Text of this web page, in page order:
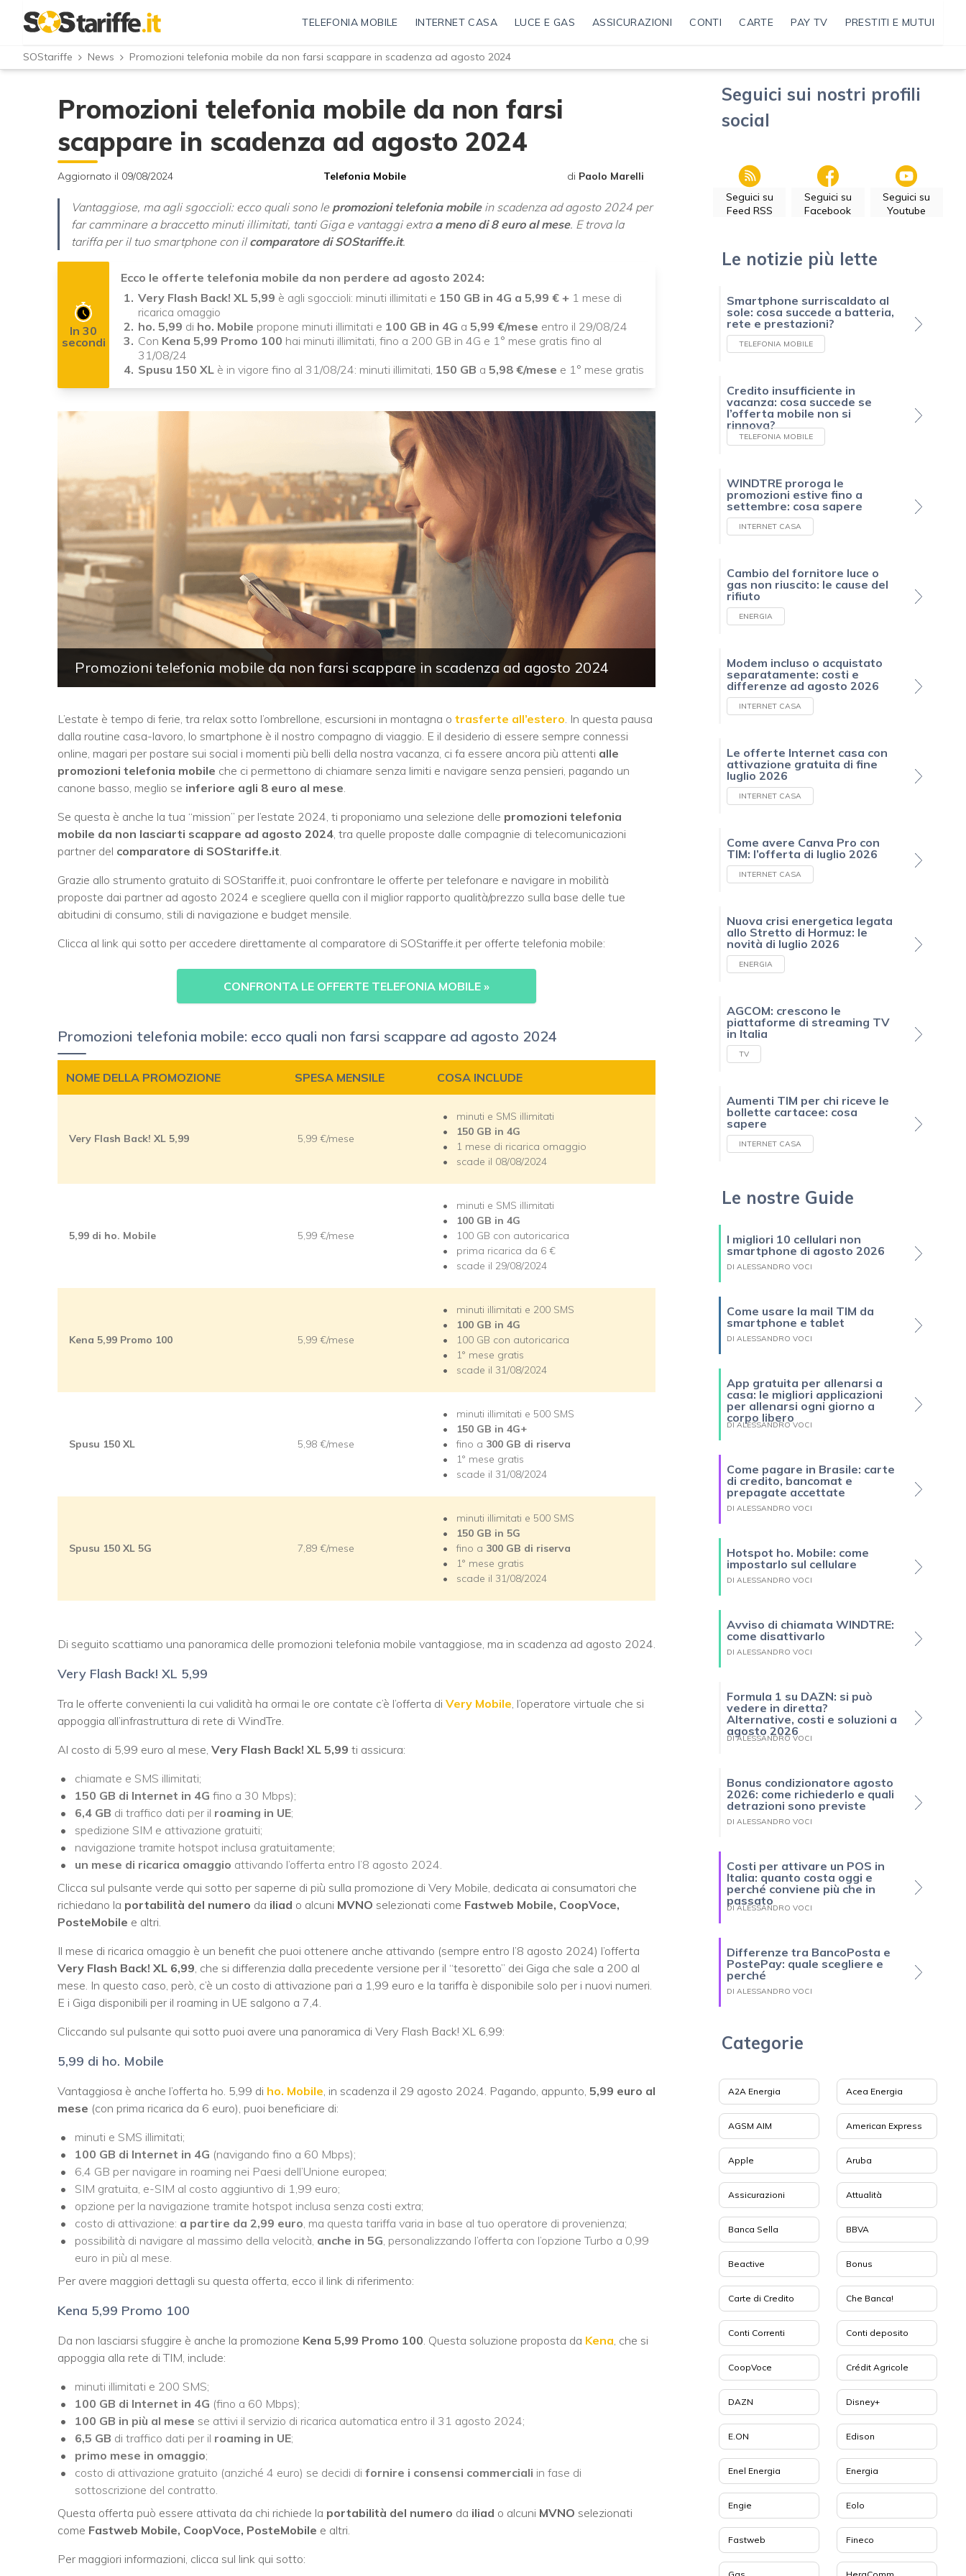
TELEFONIA MOBILE INTERNET CASA LUCE E GAS ASSICURAZIONI CONTI CARTE PAY TV PRESTITI E MUTUI
SOStariffe News Promozioni telefonia mobile da non farsi scappare in scadenza ad agosto 2024
Promozioni telefonia mobile da non farsi
scappare in scadenza ad agosto 2024
Aggiornato il 09/08/2024 Telefonia Mobile di Paolo Marelli
Vantaggiose, ma agli sgoccioli: ecco quali sono le promozioni telefonia mobilein scadenza ad agosto 2024 per
far camminare a braccetto minuti illimitati, tanti Giga e vantaggi extra a meno di 8 euro al mese. E trova la
tariffa per il tuo smartphone con il comparatore di SOStariffe.it.
In 30
secondi
Ecco le offerte telefonia mobile da non perdere ad agosto 2024:
Very Flash Back! XL 5,99 è agli sgoccioli: minuti illimitati e 150 GB in 4G a 5,99 € + 1 mese di
ricarica omaggio
ho. 5,99 di ho. Mobile propone minuti illimitati e 100 GB in 4G a 5,99 €/mese entro il 29/08/24
Con Kena 5,99 Promo 100 hai minuti illimitati, fino a 200 GB in 4G e 1° mese gratis fino al
31/08/24
Spusu 150 XL è in vigore fino al 31/08/24: minuti illimitati, 150 GB a 5,98 €/mese e 1° mese gratis
Promozioni telefonia mobile da non farsi scappare in scadenza ad agosto 2024
L’estate è tempo di ferie, tra relax sotto l’ombrellone, escursioni in montagna o trasferte all’estero. In questa pausa
dalla routine casa-lavoro, lo smartphone è il nostro compagno di viaggio. E il desiderio di essere sempre connessi
online, magari per postare sui social i momenti più belli della nostra vacanza, ci fa essere ancora più attenti alle
promozioni telefonia mobile che ci permettono di chiamare senza limiti e navigare senza pensieri, pagando un
canone basso, meglio se inferiore agli 8 euro al mese.
Se questa è anche la tua “mission” per l’estate 2024, ti proponiamo una selezione delle promozioni telefonia
mobile da non lasciarti scappare ad agosto 2024, tra quelle proposte dalle compagnie di telecomunicazioni
partner del comparatore di SOStariffe.it.
Grazie allo strumento gratuito di SOStariffe.it, puoi confrontare le offerte per telefonare e navigare in mobilità
proposte dai partner ad agosto 2024 e scegliere quella con il miglior rapporto qualità/prezzo sulla base delle tue
abitudini di consumo, stili di navigazione e budget mensile.
Clicca al link qui sotto per accedere direttamente al comparatore di SOStariffe.it per offerte telefonia mobile:
CONFRONTA LE OFFERTE TELEFONIA MOBILE »
Promozioni telefonia mobile: ecco quali non farsi scappare ad agosto 2024
NOME DELLA PROMOZIONE SPESA MENSILE COSA INCLUDE
Very Flash Back! XL 5,99 5,99 €/mese
minuti e SMS illimitati
150 GB in 4G
1 mese di ricarica omaggio
scade il 08/08/2024
5,99 di ho. Mobile 5,99 €/mese
minuti e SMS illimitati
100 GB in 4G
100 GB con autoricarica
prima ricarica da 6 €
scade il 29/08/2024
Kena 5,99 Promo 100 5,99 €/mese
minuti illimitati e 200 SMS
100 GB in 4G
100 GB con autoricarica
1° mese gratis
scade il 31/08/2024
Spusu 150 XL 5,98 €/mese
minuti illimitati e 500 SMS
150 GB in 4G+
fino a 300 GB di riserva
1° mese gratis
scade il 31/08/2024
Spusu 150 XL 5G 7,89 €/mese
minuti illimitati e 500 SMS
150 GB in 5G
fino a 300 GB di riserva
1° mese gratis
scade il 31/08/2024
Di seguito scattiamo una panoramica delle promozioni telefonia mobile vantaggiose, ma in scadenza ad agosto 2024.
Very Flash Back! XL 5,99
Tra le offerte convenienti la cui validità ha ormai le ore contate c’è l’offerta di Very Mobile , l’operatore virtuale che si
appoggia all’infrastruttura di rete di WindTre.
Al costo di 5,99 euro al mese, Very Flash Back! XL 5,99 ti assicura:
chiamate e SMS illimitati;
150 GB di Internet in 4G fino a 30 Mbps);
6,4 GB di traffico dati per il roaming in UE;
spedizione SIM e attivazione gratuiti;
navigazione tramite hotspot inclusa gratuitamente;
un mese di ricarica omaggio attivando l’offerta entro l’8 agosto 2024.
Clicca sul pulsante verde qui sotto per saperne di più sulla promozione di Very Mobile, dedicata ai consumatori che
richiedano la portabilità del numero da iliad o alcuni MVNO selezionati come Fastweb Mobile, CoopVoce,
PosteMobile e altri.
Il mese di ricarica omaggio è un benefit che puoi ottenere anche attivando (sempre entro l’8 agosto 2024) l’offerta
Very Flash Back! XL 6,99 , che si differenzia dalla precedente versione per il “tesoretto” dei Giga che sale a 200 al
mese. In questo caso, però, c’è un costo di attivazione pari a 1,99 euro e la tariffa è disponibile solo per i nuovi numeri.
E i Giga disponibili per il roaming in UE salgono a 7,4.
Cliccando sul pulsante qui sotto puoi avere una panoramica di Very Flash Back! XL 6,99:
5,99 di ho. Mobile
Vantaggiosa è anche l’offerta ho. 5,99 di ho. Mobile , in scadenza il 29 agosto 2024. Pagando, appunto, 5,99 euro al
mese (con prima ricarica da 6 euro), puoi beneficiare di:
minuti e SMS illimitati;
100 GB di Internet in 4G (navigando fino a 60 Mbps);
6,4 GB per navigare in roaming nei Paesi dell’Unione europea;
SIM gratuita, e-SIM al costo aggiuntivo di 1,99 euro;
opzione per la navigazione tramite hotspot inclusa senza costi extra;
costo di attivazione: a partire da 2,99 euro , ma questa tariffa varia in base al tuo operatore di provenienza;
possibilità di navigare al massimo della velocità, anche in 5G , personalizzando l’offerta con l’opzione Turbo a 0,99
euro in più al mese.
Per avere maggiori dettagli su questa offerta, ecco il link di riferimento:
Kena 5,99 Promo 100
Da non lasciarsi sfuggire è anche la promozione Kena 5,99 Promo 100 . Questa soluzione proposta da Kena , che si
appoggia alla rete di TIM, include:
minuti illimitati e 200 SMS;
100 GB di Internet in 4G (fino a 60 Mbps);
100 GB in più al mese se attivi il servizio di ricarica automatica entro il 31 agosto 2024;
6,5 GB di traffico dati per il roaming in UE;
primo mese in omaggio;
costo di attivazione gratuito (anziché 4 euro) se decidi di fornire i consensi commerciali in fase di
sottoscrizione del contratto.
Questa offerta può essere attivata da chi richiede la portabilità del numero da iliad o alcuni MVNO selezionati
come Fastweb Mobile, CoopVoce, PosteMobile e altri.
Per maggiori informazioni, clicca sul link qui sotto:
Seguici sui nostri profili
social
Seguici su
Feed RSS
Seguici su
Facebook
Seguici su
Youtube
Le notizie più lette
Smartphone surriscaldato al
sole: cosa succede a batteria,
rete e prestazioni?
TELEFONIA MOBILE
Credito insufficiente in
vacanza: cosa succede se
l’offerta mobile non si
rinnova?
TELEFONIA MOBILE
WINDTRE proroga le
promozioni estive fino a
settembre: cosa sapere
INTERNET CASA
Cambio del fornitore luce o
gas non riuscito: le cause del
rifiuto
ENERGIA
Modem incluso o acquistato
separatamente: costi e
differenze ad agosto 2026
INTERNET CASA
Le offerte Internet casa con
attivazione gratuita di fine
luglio 2026
INTERNET CASA
Come avere Canva Pro con
TIM: l’offerta di luglio 2026
INTERNET CASA
Nuova crisi energetica legata
allo Stretto di Hormuz: le
novità di luglio 2026
ENERGIA
AGCOM: crescono le
piattaforme di streaming TV
in Italia
TV
Aumenti TIM per chi riceve le
bollette cartacee: cosa
sapere
INTERNET CASA
Le nostre Guide
I migliori 10 cellulari non
smartphone di agosto 2026
DI ALESSANDRO VOCI
Come usare la mail TIM da
smartphone e tablet
DI ALESSANDRO VOCI
App gratuita per allenarsi a
casa: le migliori applicazioni
per allenarsi ogni giorno a
corpo libero
DI ALESSANDRO VOCI
Come pagare in Brasile: carte
di credito, bancomat e
prepagate accettate
DI ALESSANDRO VOCI
Hotspot ho. Mobile: come
impostarlo sul cellulare
DI ALESSANDRO VOCI
Avviso di chiamata WINDTRE:
come disattivarlo
DI ALESSANDRO VOCI
Formula 1 su DAZN: si può
vedere in diretta?
Alternative, costi e soluzioni a
agosto 2026
DI ALESSANDRO VOCI
Bonus condizionatore agosto
2026: come richiederlo e quali
detrazioni sono previste
DI ALESSANDRO VOCI
Costi per attivare un POS in
Italia: quanto costa oggi e
perché conviene più che in
passato
DI ALESSANDRO VOCI
Differenze tra BancoPosta e
PostePay: quale scegliere e
perché
DI ALESSANDRO VOCI
Categorie
A2A Energia Acea Energia
AGSM AIM American Express
Apple Aruba
Assicurazioni Attualità
Banca Sella BBVA
Beactive Bonus
Carte di Credito Che Banca!
Conti Correnti Conti deposito
CoopVoce Crédit Agricole
DAZN Disney+
E.ON Edison
Enel Energia Energia
Engie Eolo
Fastweb Fineco